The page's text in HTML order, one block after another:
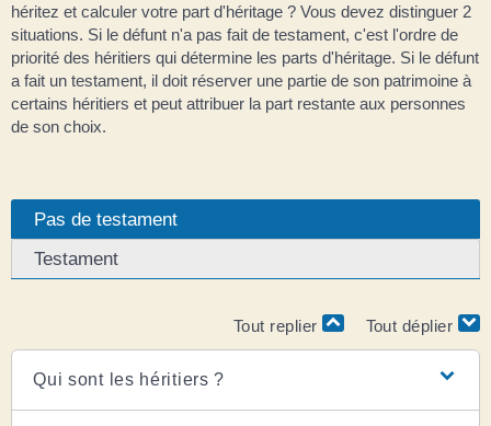
héritez et calculer votre part d'héritage ? Vous devez distinguer 2
situations. Si le défunt n'a pas fait de testament, c'est l'ordre de
priorité des héritiers qui détermine les parts d'héritage. Si le défunt
a fait un testament, il doit réserver une partie de son patrimoine à
certains héritiers et peut attribuer la part restante aux personnes
de son choix.
Pas de testament
Testament
Tout replier Tout déplier
Qui sont les héritiers ?